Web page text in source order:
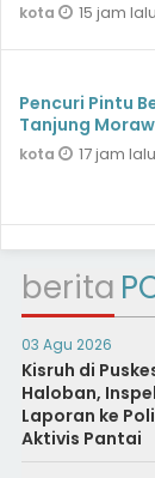
kota 15 jam lalu
Pencuri Pintu
Tanjung
kota 17 jam lalu
berita
03 Agu 2026
Kisruh di
Haloban,
Laporan ke
Aktivis Pantai